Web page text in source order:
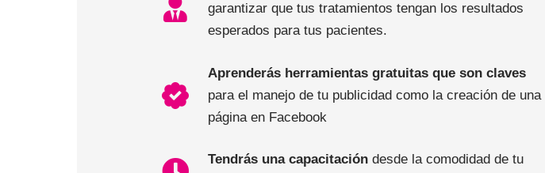
garantizar que tus tratamientos tengan los resultados
esperados para tus pacientes.
Aprenderás herramientas gratuitas que son claves
para el manejo de tu publicidad como la creación de una
página en Facebook
Tendrás una capacitación desde la comodidad de tu